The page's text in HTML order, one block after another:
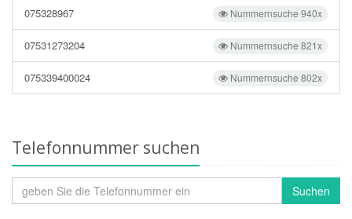
Nummernsuche 940x
075328967
Nummernsuche 821x
07531273204
Nummernsuche 802x
075339400024
Telefonnummer suchen
Suchen